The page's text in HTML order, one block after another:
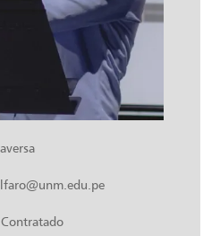
Contratado